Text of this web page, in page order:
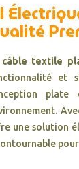
câble textile
et
une solution